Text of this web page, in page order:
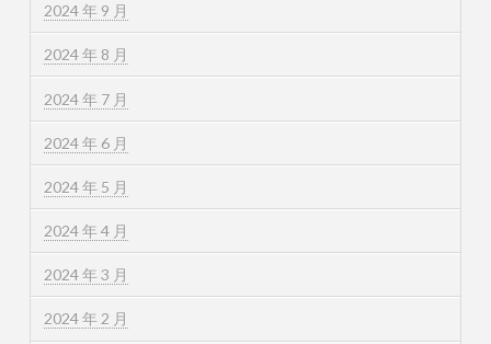
2024 年 9 月
2024 年 8 月
2024 年 7 月
2024 年 6 月
2024 年 5 月
2024 年 4 月
2024 年 3 月
2024 年 2 月